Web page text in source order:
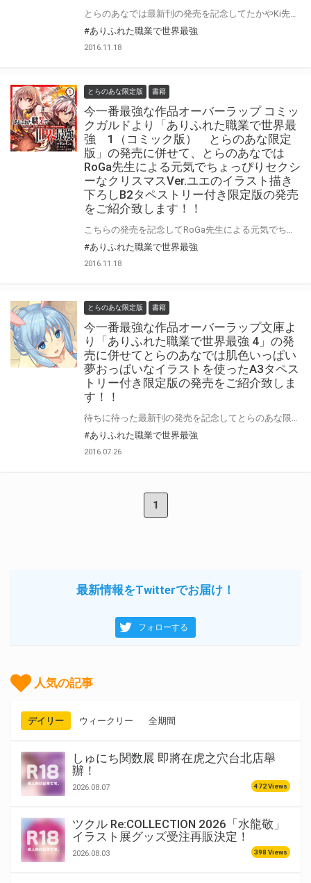
#ありふれた職業で世界最強
2016.11.18
とらのあな限定版 書籍
今一番最強な作品オーバーラップ コミッ
クガルドより「ありふれた職業で世界最
強 1（コミック版） とらのあな限定
版」の発売に併せて、とらのあなでは
RoGa先生による元気でちょっぴりセクシ
ーなクリスマスVer.ユエのイラスト描き
下ろしB2タペストリー付き限定版の発売
をご紹介致します！！
#ありふれた職業で世界最強
2016.11.18
とらのあな限定版 書籍
今一番最強な作品オーバーラップ文庫よ
り「ありふれた職業で世界最強 4」の発
売に併せてとらのあなでは肌色いっぱい
夢おっぱいなイラストを使ったA3タペス
トリー付き限定版の発売をご紹介致しま
す！！
#ありふれた職業で世界最強
2016.07.26
1
最新情報をTwitterでお届け！
フォローする
人気の記事
デイリー ウィークリー 全期間
しゅにち関数展 即將在虎之穴台北店舉
辦！
2026.08.07 472 Views
ツクル Re:COLLECTION 2026「水龍敬」
イラスト展グッズ受注再販決定！
2026.08.03 398 Views